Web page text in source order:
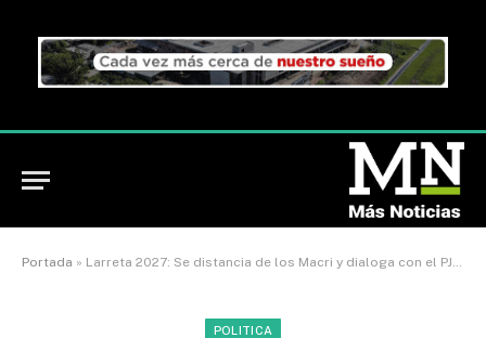
Portada » Larreta 2027: Se distancia de los Macri y dialoga con el PJ y La UCR
POLITICA